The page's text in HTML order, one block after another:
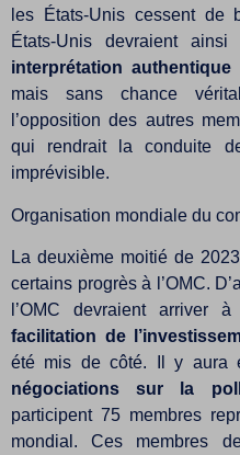
les États-Unis cessent de
États-Unis devraient
interprétation
mais sans chance
l’opposition des autres
qui rendrait la conduite
imprévisible.
Organisation mondiale du
La deuxième moitié de
certains progrès à l’OMC.
l’OMC devraient arriver
facilitation de
été mis de côté. Il y aura
négociations sur la
participent 75 membres
mondial. Ces membres